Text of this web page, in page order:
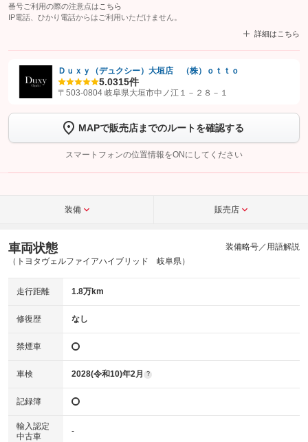
番号ご利用の際の注意点は こちら
IP電話、ひかり電話からはご利用いただけません。
詳細はこちら
【STEP1】
認証画面でグーネットを友だち追加してから「許可する」ボタンを押
トーク画面で
ボタンをタップして問い合わせを
完了してください。
こちら
Ｄｕｘｙ（デュクシー）大垣店 （株）ｏｔｔｏ
5.0315件
〒503-0804 岐阜県大垣市中ノ江１－２８－１
MAPで販売店までのルートを確認する
スマートフォンの位置情報をONにしてください
装備 販売店
車両状態
（トヨタヴェルファイアハイブリッド 岐阜県）
装備略号／用語解説
走行距離 1.8万km
修復歴 なし
禁煙車
車検 2028(令和10)年2月 ?
記録簿
輸入認定
中古車
-